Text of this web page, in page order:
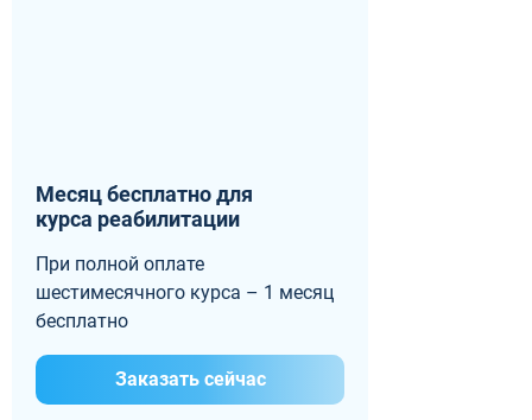
Месяц бесплатно для
курса реабилитации
При полной оплате
шестимесячного курса – 1 месяц
бесплатно
Заказать сейчас